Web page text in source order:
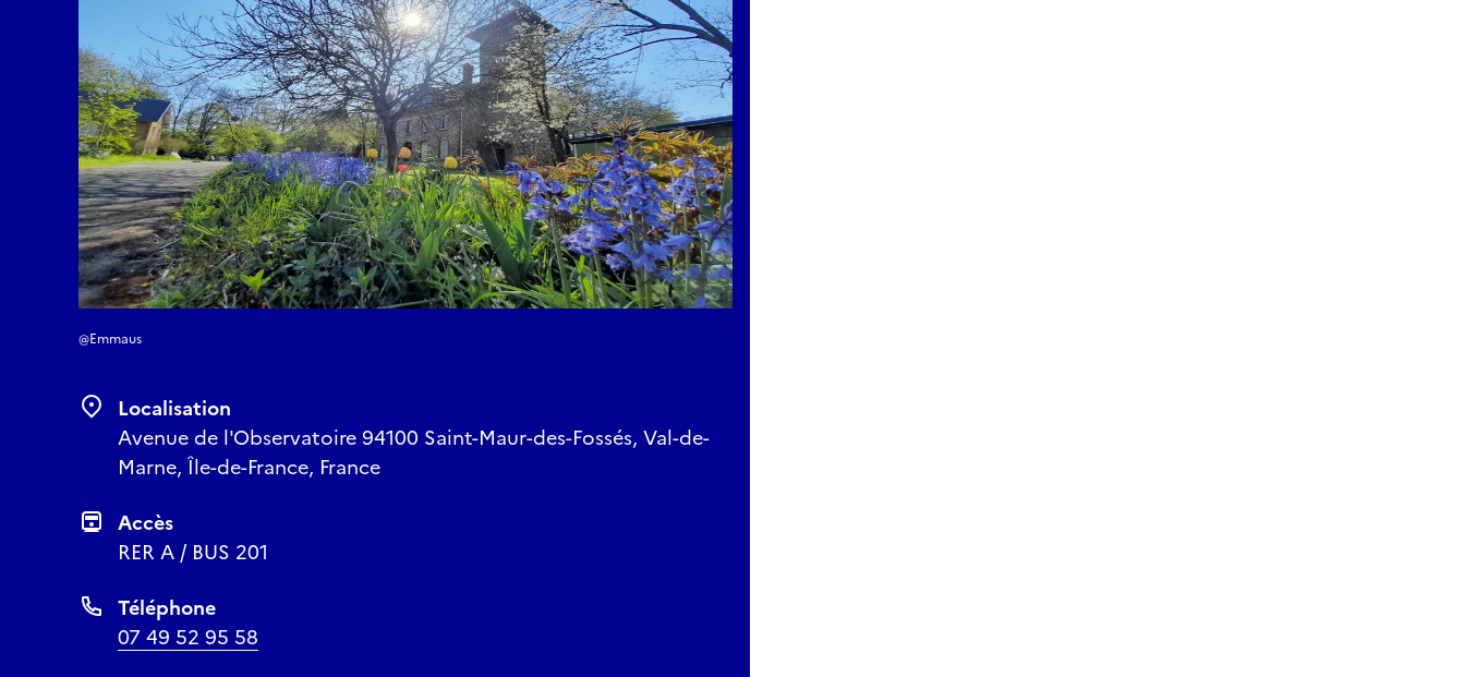
@Emmaus
Localisation
Avenue de l'Observatoire 94100 Saint-Maur-des-Fossés, Val-de-
Marne, Île-de-France, France
Accès
RER A / BUS 201
Téléphone
07 49 52 95 58